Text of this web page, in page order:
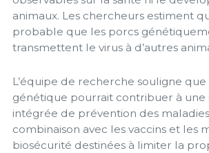
animaux. Les chercheurs estiment
probable que les porcs
transmettent le virus à d’autres
L’équipe de recherche souligne que
génétique pourrait contribuer à une
intégrée de prévention des
combinaison avec les vaccins et les
biosécurité destinées à limiter la